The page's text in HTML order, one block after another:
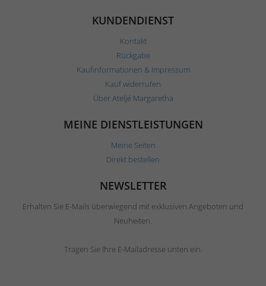
KUNDENDIENST
Kontakt
Rückgabe
Kaufinformationen & Impressum
Kauf widerrufen
Über Ateljé Margaretha
MEINE DIENSTLEISTUNGEN
Meine Seiten
Direkt bestellen
NEWSLETTER
Erhalten Sie E-Mails überwiegend mit exklusiven Angeboten und
Neuheiten.
Tragen Sie Ihre E-Mailadresse unten ein.